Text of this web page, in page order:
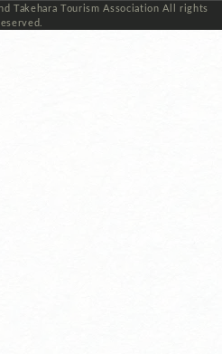
Takehara Tourism Association All rights